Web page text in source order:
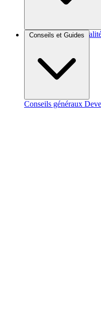
Brèves et actus
Conseils et Guides
Conseils généraux